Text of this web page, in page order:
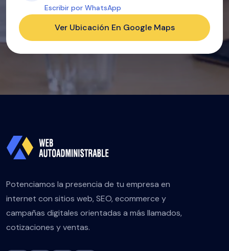
Escribir por WhatsApp
Ver Ubicación En Google Maps
Potenciamos la presencia de tu empresa en
internet con sitios web, SEO, ecommerce y
campañas digitales orientadas a más llamados,
cotizaciones y ventas.